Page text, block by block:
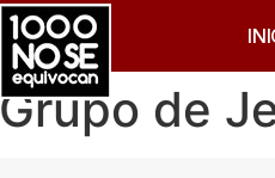
Grupo de